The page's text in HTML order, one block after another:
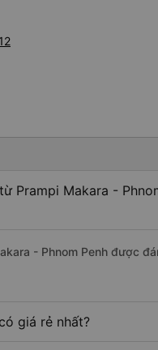
Prampi Makara -
- Phnom Penh được
giá rẻ nhất?